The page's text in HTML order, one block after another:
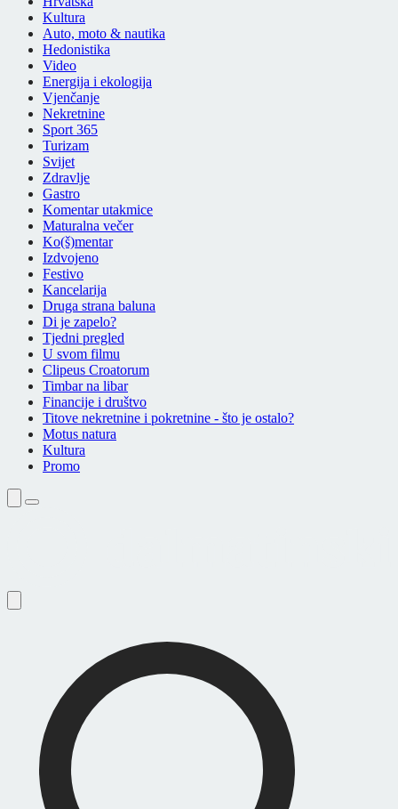
Kultura
Auto, moto & nautika
Hedonistika
Video
Energija i ekologija
Vjenčanje
Nekretnine
Sport 365
Turizam
Svijet
Zdravlje
Gastro
Komentar utakmice
Maturalna večer
Ko(š)mentar
Izdvojeno
Festivo
Kancelarija
Druga strana baluna
Di je zapelo?
Tjedni pregled
U svom filmu
Clipeus Croatorum
Timbar na libar
Financije i društvo
Titove nekretnine i pokretnine - što je ostalo?
Motus natura
Kultura
Promo